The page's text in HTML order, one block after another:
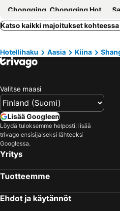
Shanghai People's Square Nanjing East Road Pedestrian Street Treasury Hotel
上
URBN Shanghai
Chateau Star River Shanghai Minhang
Ladoll Service Apartments
Holiday Inn Express Shanghai Jingan Temple By Ihg
Holiday Inn Express Shanghai Putuo By Ihg
Chongqing, Chongqing Hotellit
Foshan, Guangdong Hotellit
Katso kaikki majoitukset
Hotellihaku Aasia Kiina
Valitse maasi
Lisää Googleen
Löydä tuloksemme helposti: lisää
trivago ensisijaiseksi lähteeksi
Googlessa.
Yritys
Tuotteemme
Ehdot ja käytännöt